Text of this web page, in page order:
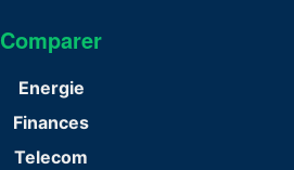
Comparer
Energie
Finances
Telecom